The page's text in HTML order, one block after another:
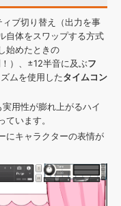
ィブ切り替え（出力を事
自体をスワップする方式
始めたときの
）、±12半音に及ぶフ
ムを使用したタイムコン
用性が膨れ上がるハイ
います。
にキャラクターの表情が